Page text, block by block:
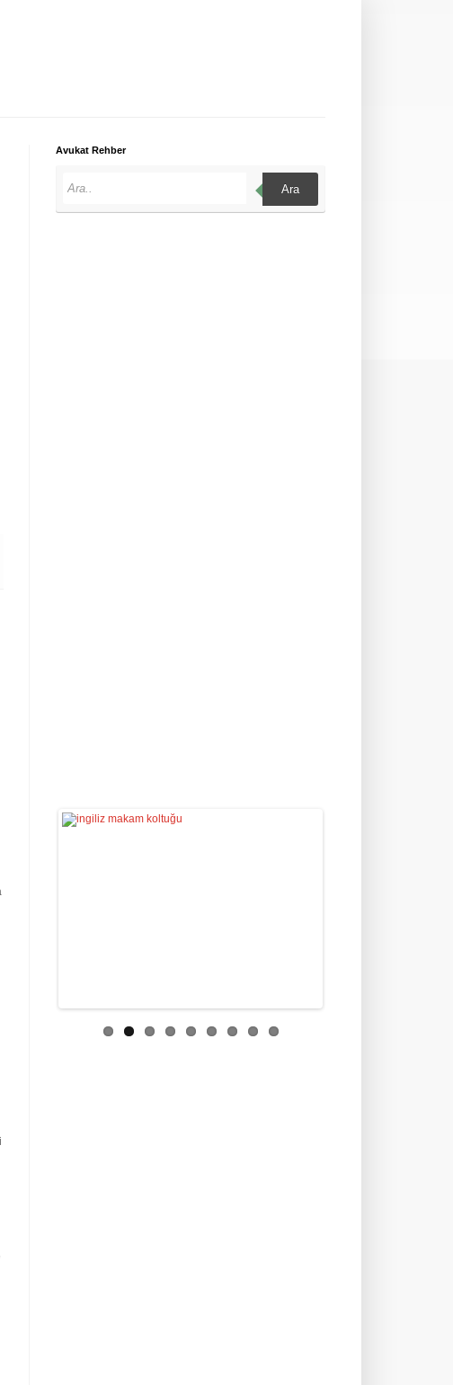
Avukat Rehber
Ara